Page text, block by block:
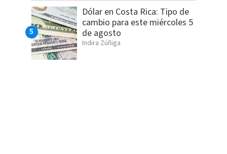
Dólar en Costa Rica: Tipo de
cambio para este miércoles 5
de agosto
Indira Zúñiga